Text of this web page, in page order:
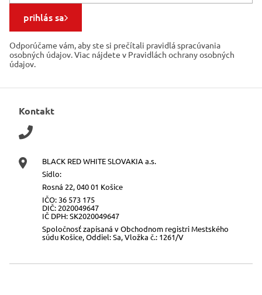
prihlás sa
Odporúčame vám, aby ste si prečítali pravidlá spracúvania
osobných údajov. Viac nájdete v Pravidlách ochrany osobných
údajov.
Kontakt
BLACK RED WHITE SLOVAKIA a.s.
Sídlo:
Rosná 22, 040 01 Košice
IČO: 36 573 175
DIČ: 2020049647
IČ DPH: SK2020049647
Spoločnosť zapísaná v Obchodnom registri Mestského
súdu Košice, Oddiel: Sa, Vložka č.: 1261/V